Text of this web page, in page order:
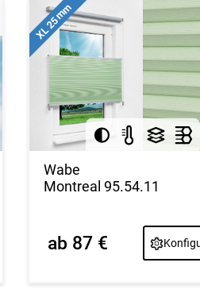
Wabe
Montreal 95.54.11
XL 25 mm
ab 87 €